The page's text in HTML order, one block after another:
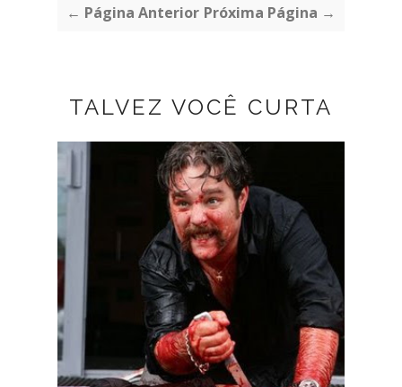
← Página Anterior Próxima Página →
TALVEZ VOCÊ CURTA